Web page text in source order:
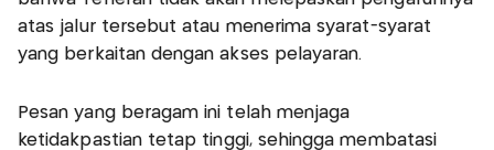
atas jalur tersebut atau menerima syarat-syarat
yang berkaitan dengan akses pelayaran.
Pesan yang beragam ini telah menjaga
ketidakpastian tetap tinggi, sehingga membatasi